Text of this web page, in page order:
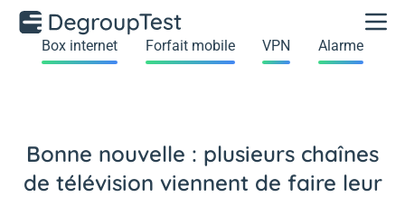
Box internet Forfait mobile VPN Alarme
Bonne nouvelle : plusieurs chaînes
de télévision viennent de faire leur